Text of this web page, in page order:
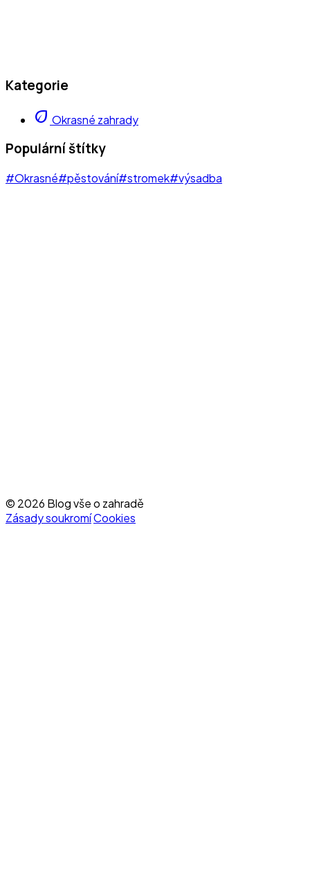
Kategorie
eco Okrasné zahrady
Populární štítky
#Okrasné#pěstování#stromek#výsadba
© 2026 Blog vše o zahradě
Zásady soukromíCookies